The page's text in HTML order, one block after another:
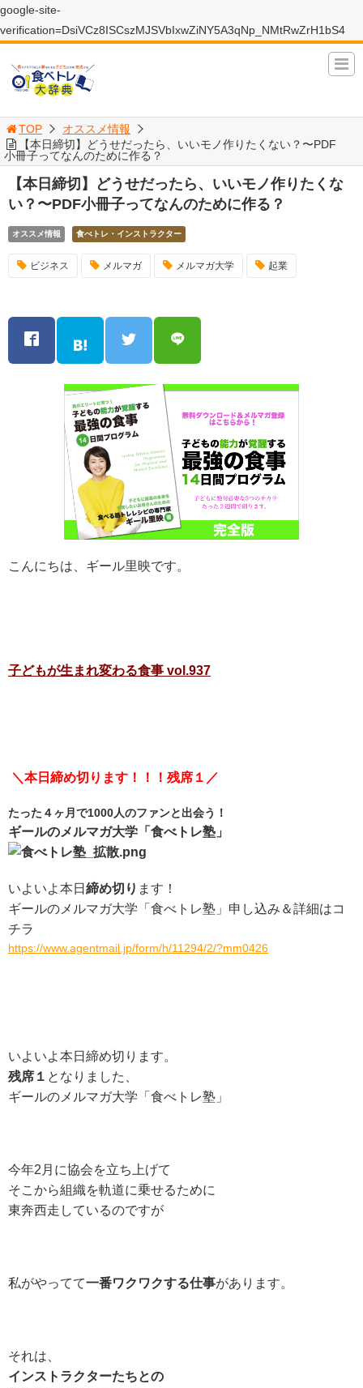
google-site-
verification=DsiVCz8ISCszMJSVbIxwZiNY5A3qNp_NMtRwZrH1bS4
TOP
オススメ情報
【本日締切】どうせだったら、いいモノ作りたくない？〜PDF
小冊子ってなんのために作る？
【本日締切】どうせだったら、いいモノ作りたくな
い？〜PDF小冊子ってなんのために作る？
オススメ情報 食べトレ・インストラクター
ビジネス メルマガ メルマガ大学 起業
こんにちは、ギール里映です。
子どもが生まれ変わる食事 vol.937
＼本日締め切ります！！！残席１／
たった４ヶ月で1000人のファンと出会う！
ギールのメルマガ大学「食べトレ塾」
いよいよ本日 締め切り ます！
ギールのメルマガ大学「食べトレ塾」 申し込み＆詳細はコ
チラ
https://www.agentmail.jp/form/h/11294/2/?mm0426
いよいよ本日締め切ります。
残席１ となりました、
ギールのメルマガ大学「食べトレ塾」
今年2月に協会を立ち上げて
そこから組織を軌道に乗せるために
東奔西走しているのですが
私がやってて一番ワクワクする仕事があります。
それは、
インストラクターたちとの